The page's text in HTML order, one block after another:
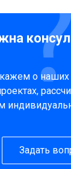
о наших
Задать